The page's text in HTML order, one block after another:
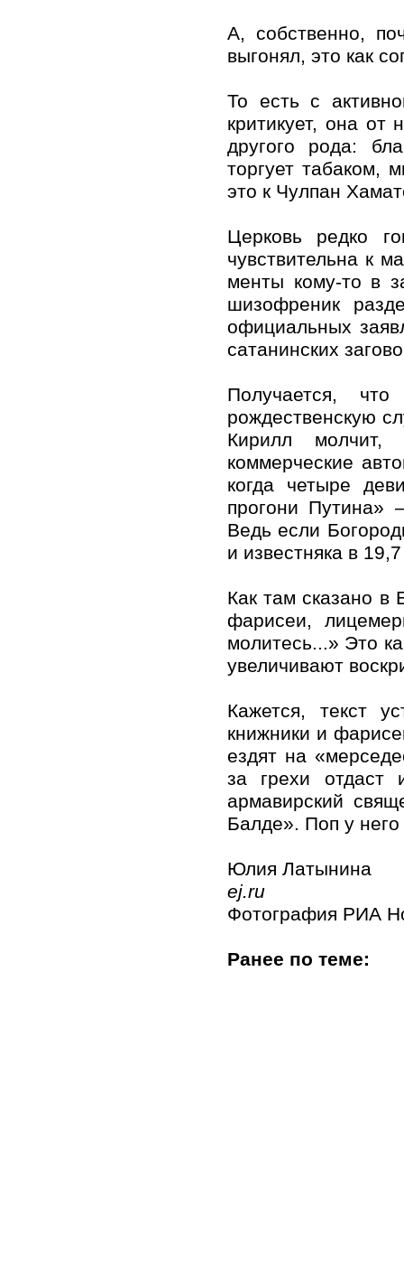
А, собственно,
выгонял, это как
То есть с
критикует, она от
другого рода:
торгует табаком,
это к Чулпан
Церковь редко
чувствительна к
менты кому-то в
шизофреник
официальных
сатанинских
Получается,
рождественскую
Кирилл молчит,
коммерческие
когда четыре
прогони
Ведь если
и известняка в
Как там сказано в
фарисеи,
молитесь...» Это
увеличивают
Кажется, текст
книжники и
ездят на
за грехи отдаст
армавирский
Балде». Поп у него
Юлия Латынина
ej.ru
Фотография РИА
Ранее по теме: